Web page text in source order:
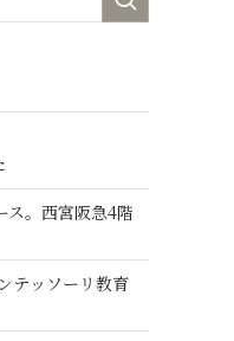
。西宮阪急4階
テッソーリ教育